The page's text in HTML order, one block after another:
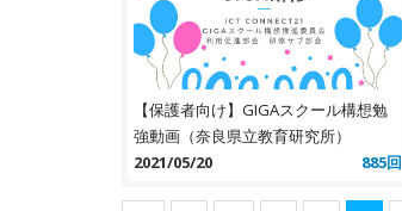
【保護者向け】GIGAスクール構想勉
強動画（奈良県立教育研究所）
2021/05/20
885回